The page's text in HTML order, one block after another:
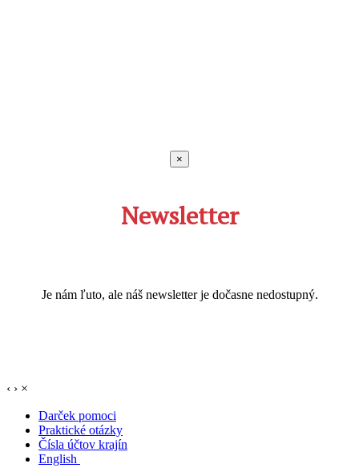
×
Newsletter
Je nám ľuto, ale náš newsletter je dočasne nedostupný.
‹ › ×
Darček pomoci
Praktické otázky
Čísla účtov krajín
English